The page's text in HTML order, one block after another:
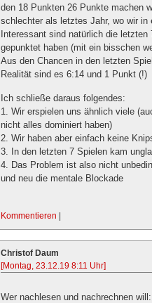
den 18 Punkten 26 Punkte machen
schlechter als letztes Jahr, wo wir in
Interessant sind natürlich die letzten
gepunktet haben (mit ein bisschen
Aus den Chancen in den letzten
Realität sind es 6:14 und 1 Punkt (!)
Ich schließe daraus folgendes:
1. Wir erspielen uns ähnlich viele
nicht alles dominiert haben)
2. Wir haben aber einfach keine
3. In den letzten 7 Spielen kam
4. Das Problem ist also nicht
und neu die mentale Blockade
Kommentieren |
Christof Daum
[Montag, 23.12.19 8:11 Uhr]
Wer nachlesen und nachrechnen will: